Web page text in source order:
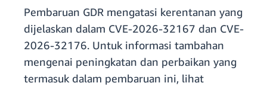
Pembaruan GDR mengatasi kerentanan yang
dijelaskan dalam CVE-2026-32167 dan CVE-
2026-32176. Untuk informasi tambahan
mengenai peningkatan dan perbaikan yang
termasuk dalam pembaruan ini, lihat